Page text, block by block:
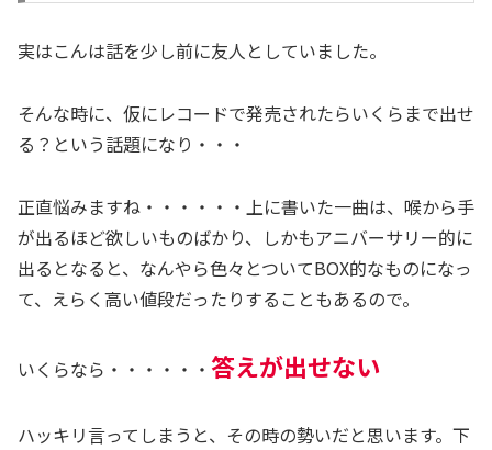
実はこんは話を少し前に友人としていました。
そんな時に、仮にレコードで発売されたらいくらまで出せ
る？という話題になり・・・
正直悩みますね・・・・・・上に書いた一曲は、喉から手
が出るほど欲しいものばかり、しかもアニバーサリー的に
出るとなると、なんやら色々とついてBOX的なものになっ
て、えらく高い値段だったりすることもあるので。
いくらなら・・・・・・ 答えが出せない
ハッキリ言ってしまうと、その時の勢いだと思います。下